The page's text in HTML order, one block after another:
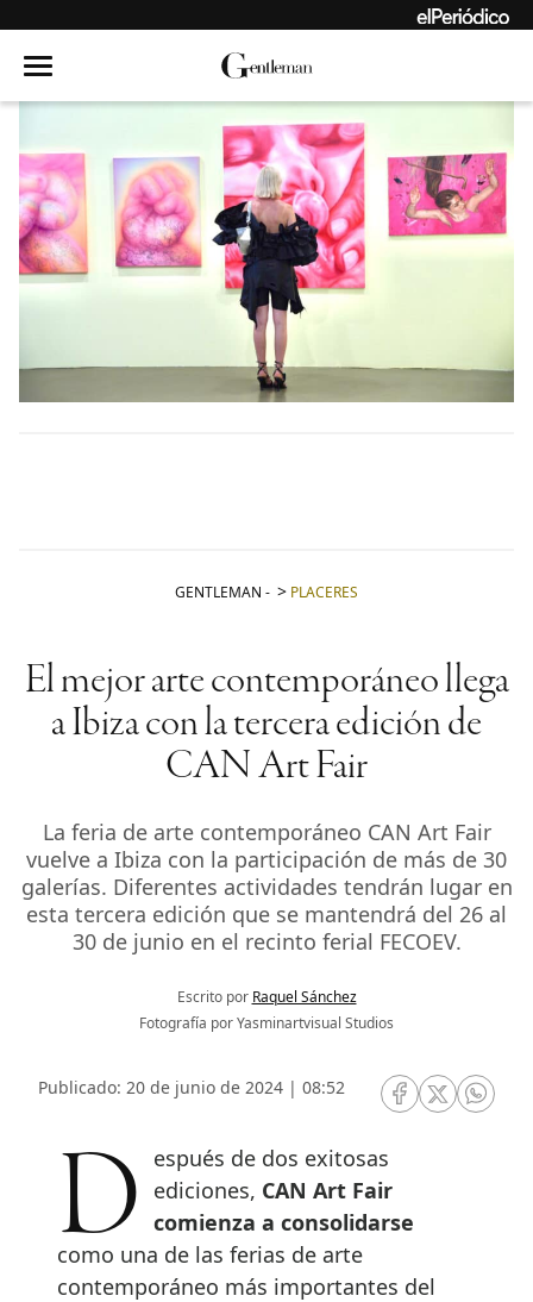
GENTLEMAN - PLACERES
El mejor arte contemporáneo llega
a Ibiza con la tercera edición de
CAN Art Fair
La feria de arte contemporáneo CAN Art Fair
vuelve a Ibiza con la participación de más de 30
galerías. Diferentes actividades tendrán lugar en
esta tercera edición que se mantendrá del 26 al
30 de junio en el recinto ferial FECOEV.
Escrito por Raquel Sánchez
Fotografía por Yasminartvisual Studios
Publicado: 20 de junio de 2024 | 08:52
RRSS Facebook
RRSSRRSS
Después de dos exitosas ediciones, CAN Art Fair
comienza a consolidarse
como una de las ferias de arte
contemporáneo más importantes del